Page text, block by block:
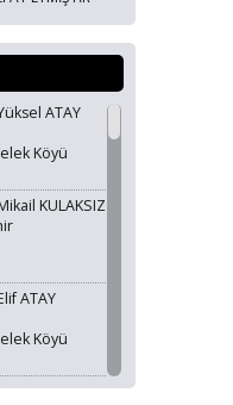
ATAY
Köyü
KULAKSIZ
ATAY
Köyü
KOZAN